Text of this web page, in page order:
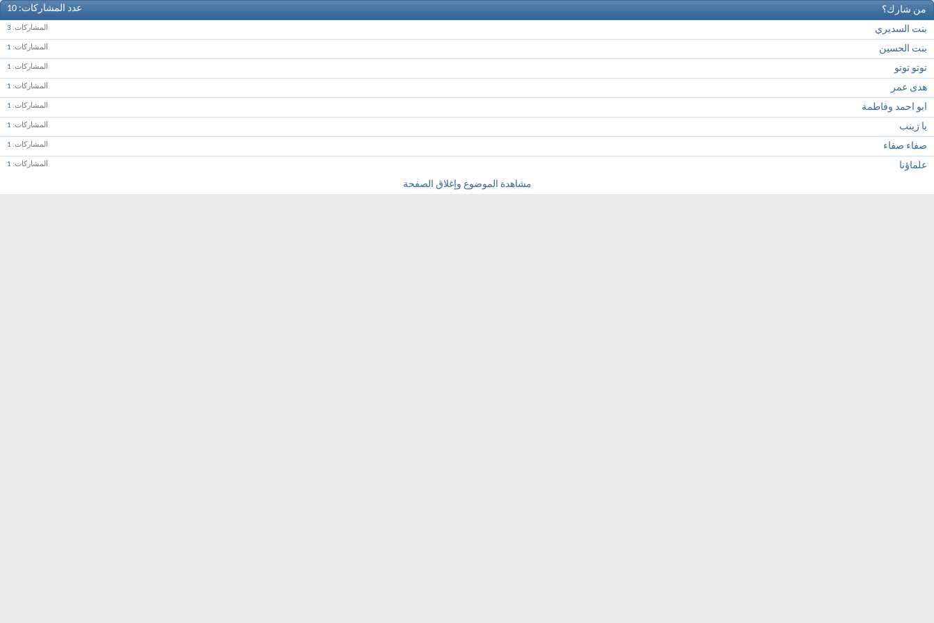
عدد المشاركات 10 من شارك؟
المشاركات 3 بنت السديري
المشاركات 1 بنت الحسين
المشاركات 1 توتو توتو
المشاركات 1 هدى عمر
المشاركات 1 ابو احمد وفاطمة
المشاركات 1 يا زينب
المشاركات 1 صفاء صفاء
المشاركات 1
علماؤنا
مشاهدة الموضوع وإغلاق الصفحة